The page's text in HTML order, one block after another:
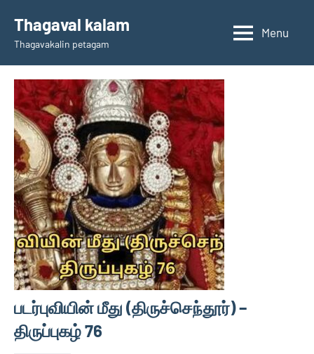
content
Thagaval kalam
Thagavakalin petagam
Menu
படர்புவியின் மீது (திருச்செந்தூர்) –
திருப்புகழ் 76